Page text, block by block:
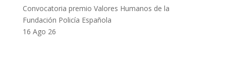
Convocatoria premio Valores Humanos de la
Fundación Policía Española
16 Ago 26